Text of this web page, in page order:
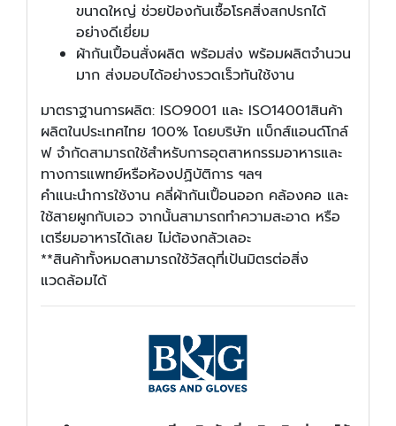
ขนาดใหญ่ ช่วยป้องกันเชื้อโรคสิ่งสกปรกได้
อย่างดีเยี่ยม
ผ้ากันเปื้อนสั่งผลิต พร้อมส่ง พร้อมผลิตจำนวน
มาก ส่งมอบได้อย่างรวดเร็วทันใช้งาน
มาตราฐานการผลิต: ISO9001 และ ISO14001สินค้า
ผลิตในประเทศไทย 100% โดยบริษัท แบ็กส์แอนด์โกล์
ฟ จำกัดสามารถใช้สำหรับการอุตสาหกรรมอาหารและ
ทางการแพทย์หรือห้องปฏิบัติการ ฯลฯ
คำแนะนำการใช้งาน คลี่ผ้ากันเปื้อนออก คล้องคอ และ
ใช้สายผูกกับเอว จากนั้นสามารถทำความสะอาด หรือ
เตรียมอาหารได้เลย ไม่ต้องกลัวเลอะ
**สินค้าทั้งหมดสามารถใช้วัสดุที่เป้นมิตรต่อสิ่ง
แวดล้อมได้